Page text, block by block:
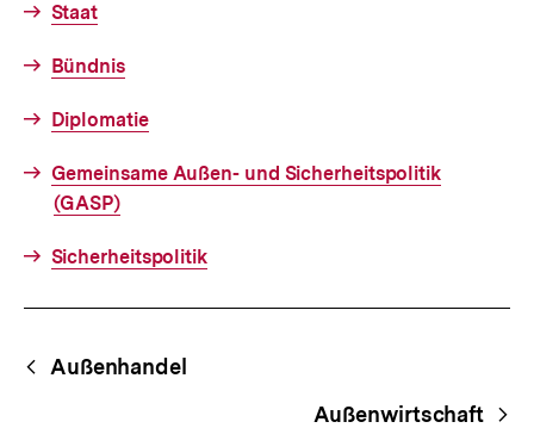
Staat
Bündnis
Diplomatie
Gemeinsame Außen- und Sicherheitspolitik
(GASP)
Sicherheitspolitik
Begriffsnavigation
Content-
Navigation
Außenhandel
Außenwirtschaft